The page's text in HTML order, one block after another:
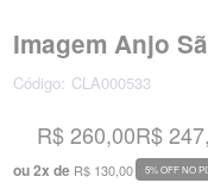
Imagem Anjo
Código: CLA000533
R$ 260,00
ou2x de R$ 130,00
R$
5% OFF NO